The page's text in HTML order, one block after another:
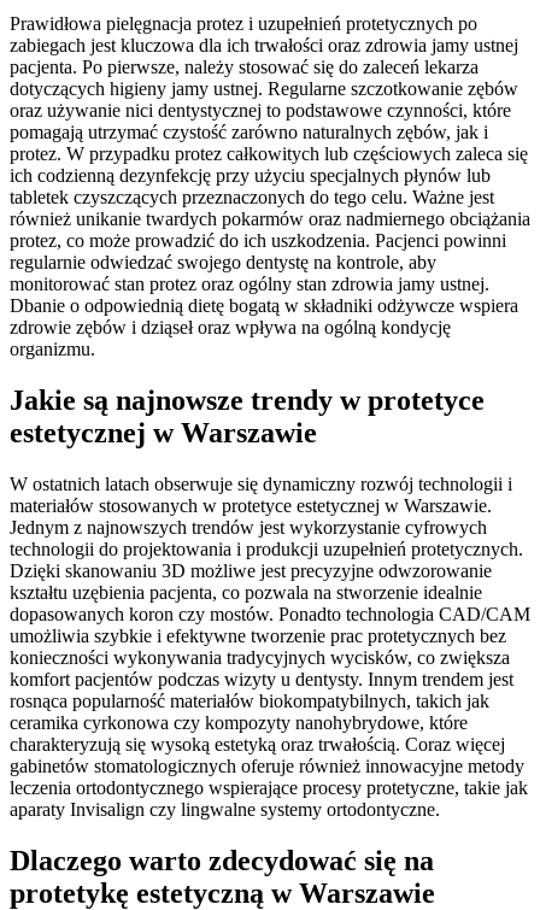
Prawidłowa pielęgnacja protez i uzupełnień protetycznych po
zabiegach jest kluczowa dla ich trwałości oraz zdrowia jamy ustnej
pacjenta. Po pierwsze, należy stosować się do zaleceń lekarza
dotyczących higieny jamy ustnej. Regularne szczotkowanie zębów
oraz używanie nici dentystycznej to podstawowe czynności, które
pomagają utrzymać czystość zarówno naturalnych zębów, jak i
protez. W przypadku protez całkowitych lub częściowych zaleca się
ich codzienną dezynfekcję przy użyciu specjalnych płynów lub
tabletek czyszczących przeznaczonych do tego celu. Ważne jest
również unikanie twardych pokarmów oraz nadmiernego obciążania
protez, co może prowadzić do ich uszkodzenia. Pacjenci powinni
regularnie odwiedzać swojego dentystę na kontrole, aby
monitorować stan protez oraz ogólny stan zdrowia jamy ustnej.
Dbanie o odpowiednią dietę bogatą w składniki odżywcze wspiera
zdrowie zębów i dziąseł oraz wpływa na ogólną kondycję
organizmu.
Jakie są najnowsze trendy w protetyce
estetycznej w Warszawie
W ostatnich latach obserwuje się dynamiczny rozwój technologii i
materiałów stosowanych w protetyce estetycznej w Warszawie.
Jednym z najnowszych trendów jest wykorzystanie cyfrowych
technologii do projektowania i produkcji uzupełnień protetycznych.
Dzięki skanowaniu 3D możliwe jest precyzyjne odwzorowanie
kształtu uzębienia pacjenta, co pozwala na stworzenie idealnie
dopasowanych koron czy mostów. Ponadto technologia CAD/CAM
umożliwia szybkie i efektywne tworzenie prac protetycznych bez
konieczności wykonywania tradycyjnych wycisków, co zwiększa
komfort pacjentów podczas wizyty u dentysty. Innym trendem jest
rosnąca popularność materiałów biokompatybilnych, takich jak
ceramika cyrkonowa czy kompozyty nanohybrydowe, które
charakteryzują się wysoką estetyką oraz trwałością. Coraz więcej
gabinetów stomatologicznych oferuje również innowacyjne metody
leczenia ortodontycznego wspierające procesy protetyczne, takie jak
aparaty Invisalign czy lingwalne systemy ortodontyczne.
Dlaczego warto zdecydować się na
protetykę estetyczną w Warszawie